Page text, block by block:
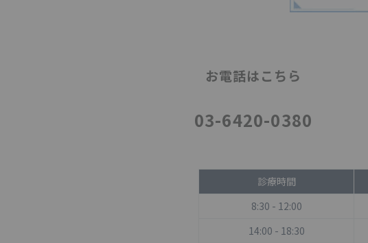
お電話はこちら
03-6420-0380
診療時間
8:30 - 12:00
14:00 - 18:30